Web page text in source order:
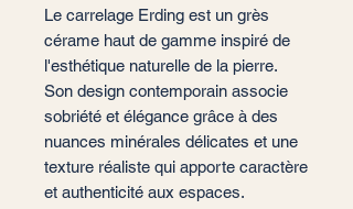
Le carrelage Erding est un grès
cérame haut de gamme inspiré de
l'esthétique naturelle de la pierre.
Son design contemporain associe
sobriété et élégance grâce à des
nuances minérales délicates et une
texture réaliste qui apporte caractère
et authenticité aux espaces.